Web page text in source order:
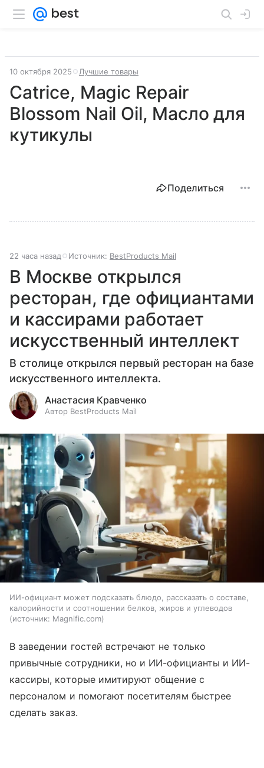
10 октября 2025 Лучшие товары
Catrice, Magic Repair
Blossom Nail Oil, Масло для
кутикулы
Поделиться
22 часа назад Источник: BestProducts Mail
В Москве открылся
ресторан, где официантами
и кассирами работает
искусственный интеллект
В столице открылся первый ресторан на базе
искусственного интеллекта.
Анастасия Кравченко
Автор BestProducts Mail
ИИ-официант может подсказать блюдо, рассказать о составе,
калорийности и соотношении белков, жиров и углеводов
источник: Magnific.com
В заведении гостей встречают не только
привычные сотрудники, но и ИИ-официанты и ИИ-
кассиры, которые имитируют общение с
персоналом и помогают посетителям быстрее
сделать заказ.